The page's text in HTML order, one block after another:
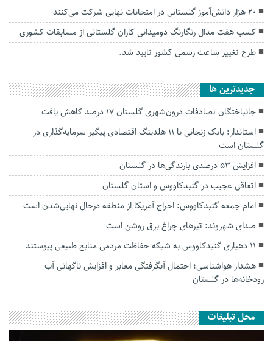
۲۰ هزار دانش‌آموز گلستانی در امتحانات نهایی شرکت می‌کنند
کسب هفت مدال رنگارنگ دومیدانی کاران گلستانی از مسابقات کشوری
طرح تغییر ساعت رسمی کشور تایید شد.
جديدترين ها
جانباختگان تصادفات درون‌شهری گلستان ۱۷ درصد کاهش یافت
استاندار: بابک زنجانی با ۱۱ هلدینگ اقتصادی پیگیر سرمایه‌گذاری در
گلستان است
افزایش ۵۳ درصدی بارندگی‌ها در گلستان
اتفاقی عجیب در‌ گنبدکاووس و استان گلستان
امام جمعه گنبدکاووس: اخراج آمریکا از منطقه درحال نهایی‌شدن است
صدای شهروند: تیرهای چراغ برق روشن است
۱۱ دهیاری گنبدکاووس به شبکه حفاظت مردمی منابع طبیعی پیوستند
هشدار هواشناسی؛ احتمال آبگرفتگی معابر و افزایش ناگهانی آب
رودخانه‌ها در گلستان
محل تبلیغات